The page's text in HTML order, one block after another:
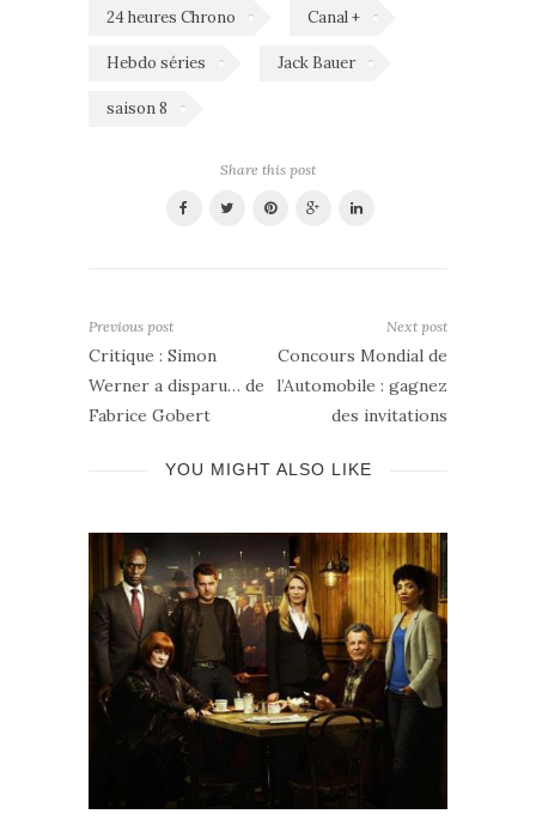
24 heures Chrono Canal +
Hebdo séries Jack Bauer
saison 8
Share this post
Previous post
Critique : Simon
Werner a disparu… de
Fabrice Gobert
Next post
Concours Mondial de
l’Automobile : gagnez
des invitations
YOU MIGHT ALSO LIKE
Séries TV : Best of Spécial Mad Men
août 2011